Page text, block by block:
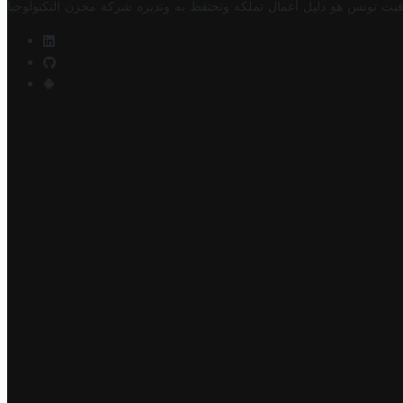
تونس هو دليل أعمال تملكه وتحتفظ به وتديره شركة مخزن التكنولوجيا